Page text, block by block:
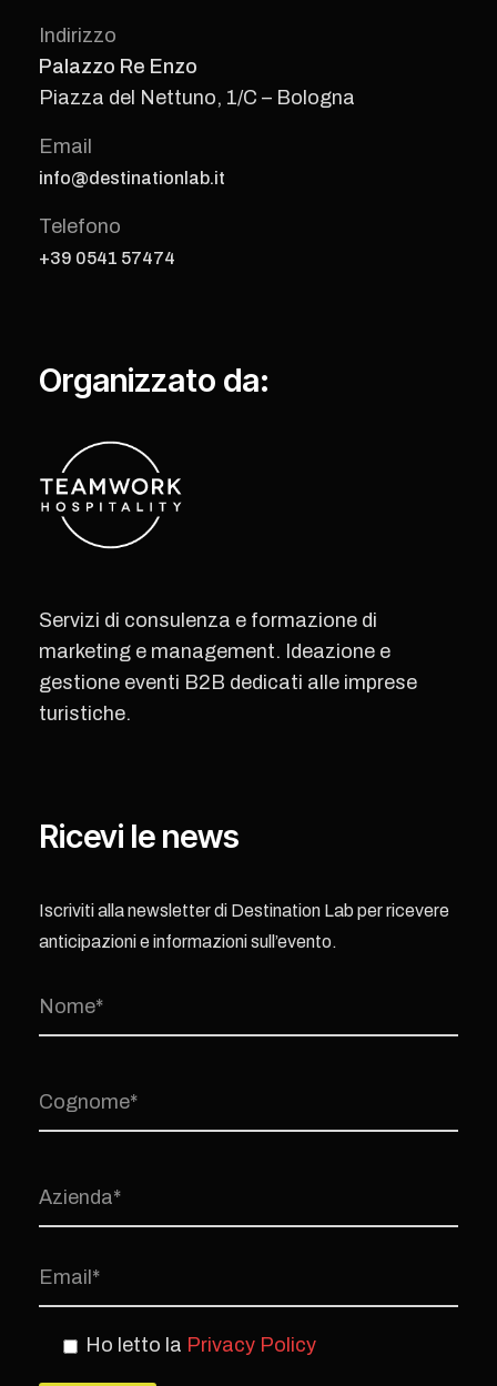
Indirizzo
Palazzo Re Enzo
Piazza del Nettuno, 1/C – Bologna
Email
info@destinationlab.it
Telefono
+39 0541 57474
Organizzato da:
Servizi di consulenza e formazione di
marketing e management. Ideazione e
gestione eventi B2B dedicati alle imprese
turistiche.
Ricevi le news
Iscriviti alla newsletter di Destination Lab per ricevere
anticipazioni e informazioni sull’evento.
Ho letto la Privacy Policy